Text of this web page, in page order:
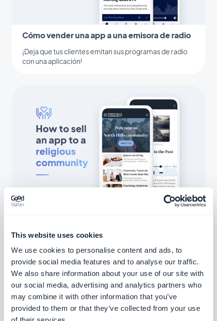
This website uses cookies
We use cookies to personalise content and ads, to
provide social media features and to analyse our traffic.
We also share information about your use of our site with
our social media, advertising and analytics partners who
may combine it with other information that you’ve
provided to them or that they’ve collected from your use
Cómo vender una app a una emisora de radio
¡Deja que tus clientes emitan sus programas de radio
con una aplicación!
Cómo vender una aplicación a una
para la espiritualidad